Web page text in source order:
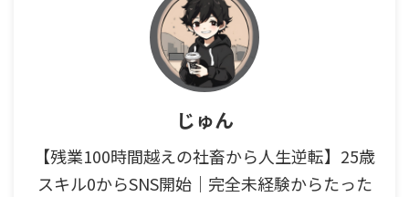
じゅん
【残業100時間越えの社畜から人生逆転】25歳
スキル0からSNS開始｜完全未経験からたった